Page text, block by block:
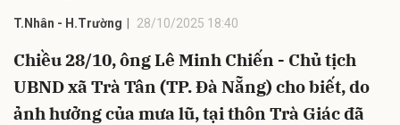
T.Nhân - H.Trường 28/10/2025 18:40
Chiều 28/10, ông Lê Minh Chiến - Chủ tịch
UBND xã Trà Tân (TP. Đà Nẵng) cho biết, do
ảnh hưởng của mưa lũ, tại thôn Trà Giác đã
Hủy Gửi